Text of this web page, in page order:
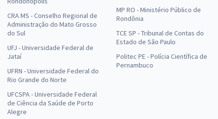
CRA MS - Conselho Regional de
Administração do Mato Grosso
do Sul
UFJ - Universidade Federal de
Jataí
UFRN - Universidade Federal do
Rio Grande do Norte
UFCSPA - Universidade Federal
de Ciência da Saúde de Porto
Alegre
MP RO - Ministério Público de
Rondônia
TCE SP - Tribunal de Contas do
Estado de São Paulo
Politec PE - Polícia Científica de
Pernambuco